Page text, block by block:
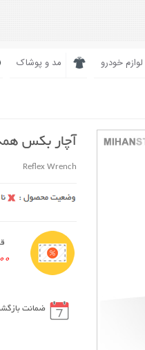
لوازم خودرو مد و پوشاک
آچار بکس
Reflex Wrench
ضمانت